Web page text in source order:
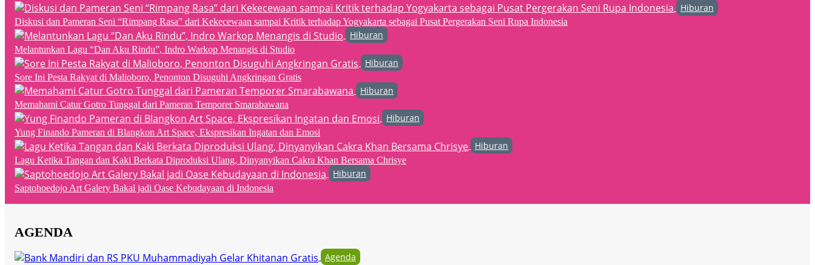
Hiburan
Diskusi dan Pameran Seni “Rimpang Rasa” dari Kekecewaan sampai Kritik terhadap Yogyakarta sebagai Pusat Pergerakan Seni Rupa Indonesia
Hiburan
Melantunkan Lagu “Dan Aku Rindu”, Indro Warkop Menangis di Studio
Hiburan
Sore Ini Pesta Rakyat di Malioboro, Penonton Disuguhi Angkringan Gratis
Hiburan
Memahami Catur Gotro Tunggal dari Pameran Temporer Smarabawana
Hiburan
Yung Finando Pameran di Blangkon Art Space, Ekspresikan Ingatan dan Emosi
Hiburan
Lagu Ketika Tangan dan Kaki Berkata Diproduksi Ulang, Dinyanyikan Cakra Khan Bersama Chrisye
Hiburan
Saptohoedojo Art Galery Bakal jadi Oase Kebudayaan di Indonesia
AGENDA
Agenda